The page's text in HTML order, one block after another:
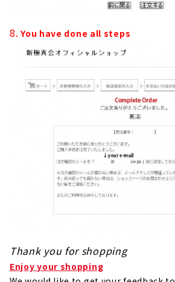
8. You have done all steps
Thank you for shopping
Enjoy your shopping